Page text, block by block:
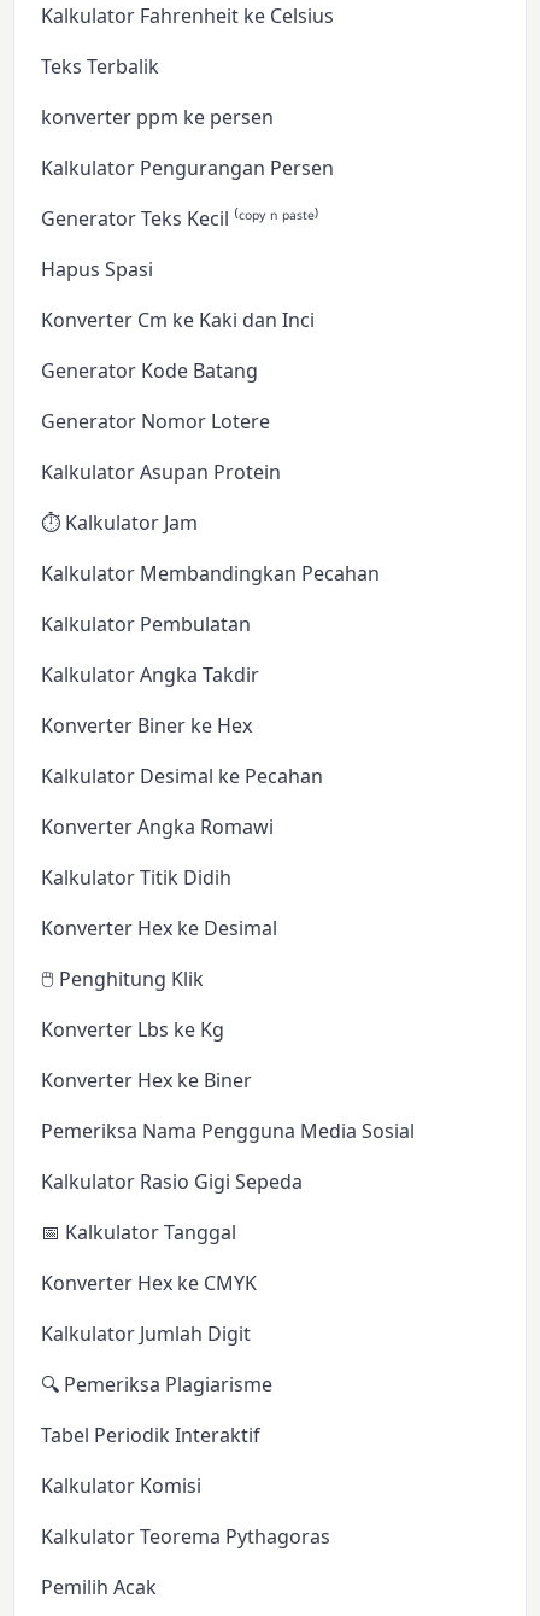
Kalkulator Fahrenheit ke Celsius
Teks Terbalik
konverter ppm ke persen
Kalkulator Pengurangan Persen
Generator Teks Kecil ⁽ᶜᵒᵖʸ ⁿ ᵖᵃˢᵗᵉ⁾
Hapus Spasi
Konverter Cm ke Kaki dan Inci
Generator Kode Batang
Generator Nomor Lotere
Kalkulator Asupan Protein
⏱️ Kalkulator Jam
Kalkulator Membandingkan Pecahan
Kalkulator Pembulatan
Kalkulator Angka Takdir
Konverter Biner ke Hex
Kalkulator Desimal ke Pecahan
Konverter Angka Romawi
Kalkulator Titik Didih
Konverter Hex ke Desimal
🖱️ Penghitung Klik
Konverter Lbs ke Kg
Konverter Hex ke Biner
Pemeriksa Nama Pengguna Media Sosial
Kalkulator Rasio Gigi Sepeda
📅 Kalkulator Tanggal
Konverter Hex ke CMYK
Kalkulator Jumlah Digit
🔍 Pemeriksa Plagiarisme
Tabel Periodik Interaktif
Kalkulator Komisi
Kalkulator Teorema Pythagoras
Pemilih Acak